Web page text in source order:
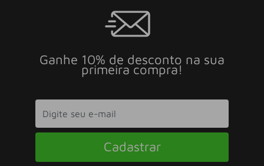
Ganhe 10% de desconto na sua
primeira compra!
Cadastrar